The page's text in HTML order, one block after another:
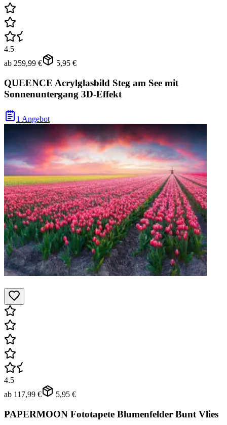
4.5
ab 259,99 € 5,95 €
QUEENCE Acrylglasbild Steg am See mit
Sonnenuntergang 3D-Effekt
1 Angebot
4.5
ab 117,99 € 5,95 €
PAPERMOON Fototapete Blumenfelder Bunt Vlies